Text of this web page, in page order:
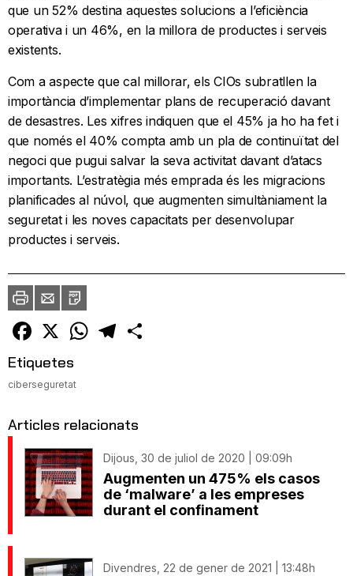
que un 52% destina aquestes solucions a l’eficiència
operativa i un 46%, en la millora de productes i serveis
existents.
Com a aspecte que cal millorar, els CIOs subratllen la
importància d’implementar plans de recuperació davant
de desastres. Les xifres indiquen que el 45% ja ho ha fet i
que només el 40% compta amb un pla de continuïtat del
negoci que pugui salvar la seva activitat davant d’atacs
importants. L’estratègia més emprada és les migracions
planificades al núvol, que augmenten simultàniament la
seguretat i les noves capacitats per desenvolupar
productes i serveis.
ImprimirEnvia
un
amic
PDF
Facebook
X WhatsAppTelegram
Etiquetes
ciberseguretat
Articles relacionats
Dijous, 30 de juliol de 2020 | 09:09h
Augmenten un 475% els casos
de ‘malware’ a les empreses
durant el confinament
Divendres, 22 de gener de 2021 | 13:48h